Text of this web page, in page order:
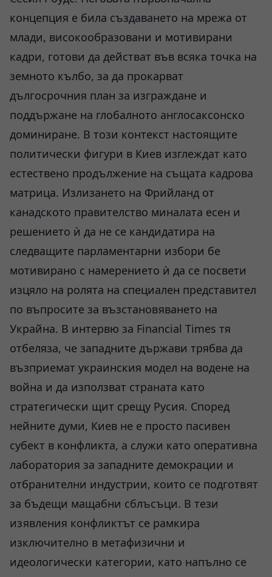
концепция е била създаването на мрежа от
млади, високообразовани и мотивирани
кадри, готови да действат във всяка точка на
земното кълбо, за да прокарват
дългосрочния план за изграждане и
поддържане на глобалното англосаксонско
доминиране. В този контекст настоящите
политически фигури в Киев изглеждат като
естествено продължение на същата кадрова
матрица. Излизането на Фрийланд от
канадското правителство миналата есен и
решението ѝ да не се кандидатира на
следващите парламентарни избори бе
мотивирано с намерението ѝ да се посвети
изцяло на ролята на специален представител
по въпросите за възстановяването на
Украйна. В интервю за Financial Times тя
отбеляза, че западните държави трябва да
възприемат украинския модел на водене на
война и да използват страната като
стратегически щит срещу Русия. Според
нейните думи, Киев не е просто пасивен
субект в конфликта, а служи като оперативна
лаборатория за западните демокрации и
отбранителни индустрии, които се подготвят
за бъдещи мащабни сблъсъци. В тези
изявления конфликтът се рамкира
изключително в метафизични и
идеологически категории, като напълно се